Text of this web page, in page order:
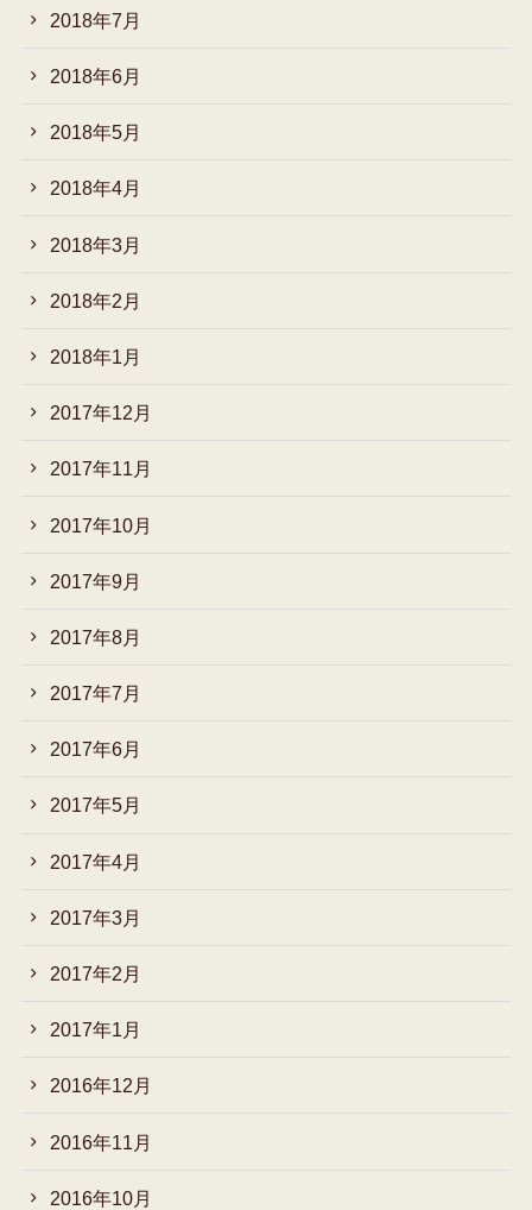
2018年7月
2018年6月
2018年5月
2018年4月
2018年3月
2018年2月
2018年1月
2017年12月
2017年11月
2017年10月
2017年9月
2017年8月
2017年7月
2017年6月
2017年5月
2017年4月
2017年3月
2017年2月
2017年1月
2016年12月
2016年11月
2016年10月